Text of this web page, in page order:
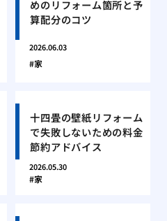
めのリフォーム箇所と予
算配分のコツ
2026.06.03
家
十四畳の壁紙リフォーム
で失敗しないための料金
節約アドバイス
2026.05.30
家